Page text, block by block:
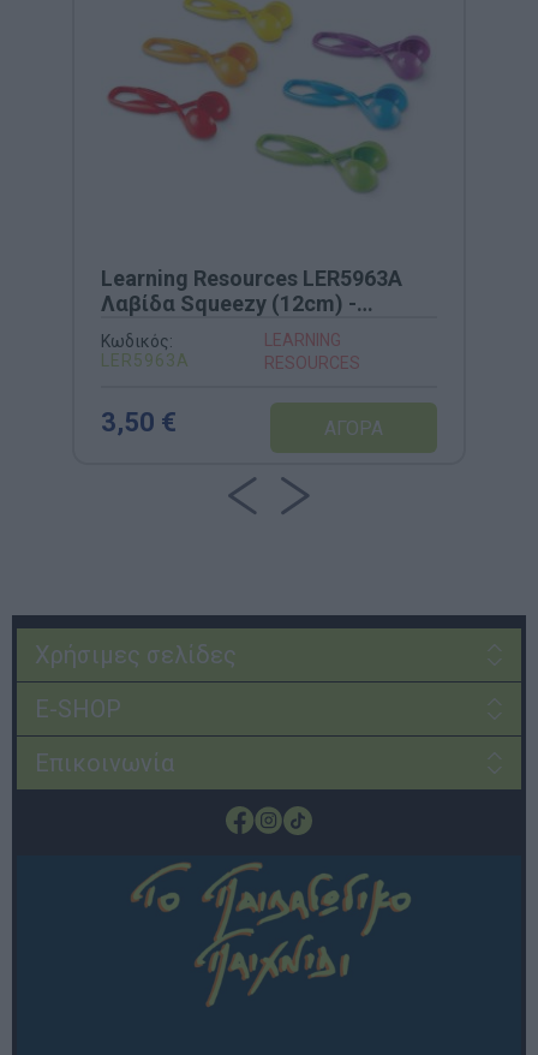
Learning Resources LER5963A
Λαβίδα Squeezy (12cm) -
Εργαλείο Προγραφής
Κωδικός:
LER5963Α
LEARNING
RESOURCES
3,50 €
Χρήσιμες σελίδες
E-SHOP
Επικοινωνία